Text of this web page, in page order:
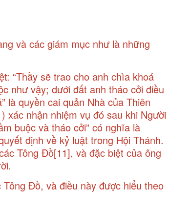
và các giám mục như là những
“Thầy sẽ trao cho anh chìa khoá
như vậy; dưới đất anh tháo cởi điều
là quyền cai quản Nhà của Thiên
xác nhận nhiệm vụ đó sau khi Người
buộc và tháo cởi” có nghĩa là
định về kỷ luật trong Hội Thánh.
Tông Đồ[11], và đặc biệt của ông
Đồ, và điều này được hiểu theo